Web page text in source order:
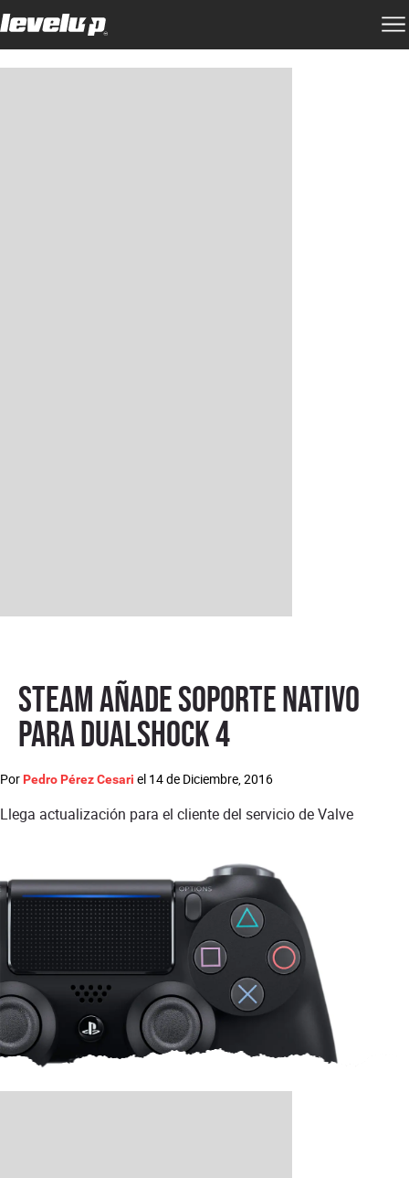
Steam añade soporte nativo
para DualShock 4
Por Pedro Pérez Cesari el 14 de Diciembre, 2016
Llega actualización para el cliente del servicio de Valve